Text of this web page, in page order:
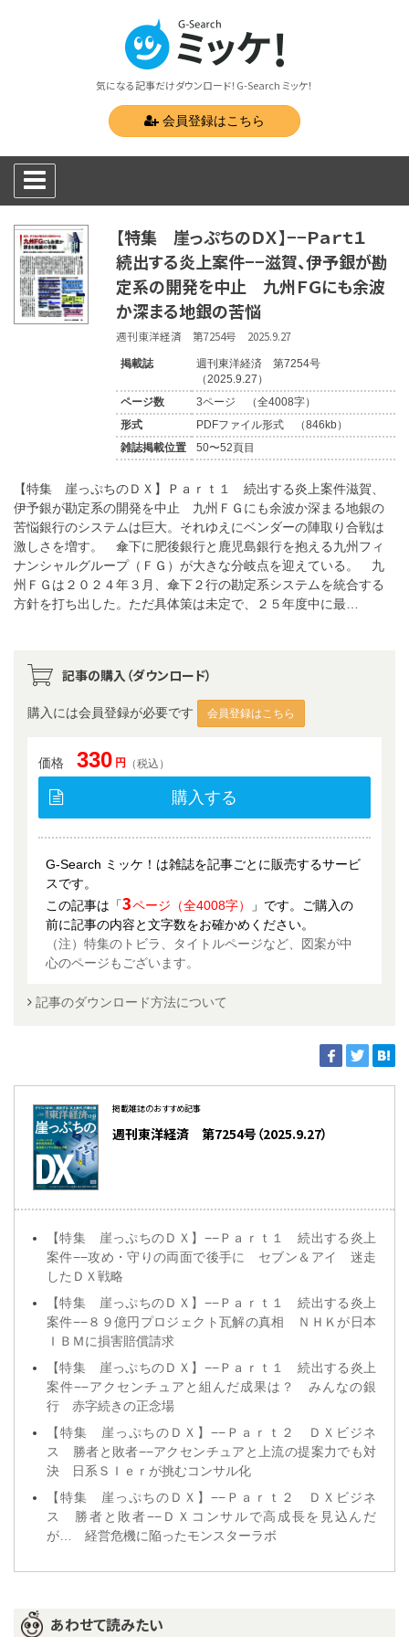
気になる記事だけダウンロード！G-Search ミッケ！
会員登録はこちら
【特集 崖っぷちのＤＸ】−−Ｐａｒｔ１
続出する炎上案件−−滋賀、伊予銀が勘
定系の開発を中止 九州ＦＧにも余波
か深まる地銀の苦悩
週刊東洋経済 第7254号 2025.9.27
掲載誌
週刊東洋経済 第7254号
（2025.9.27）
ページ数
3ページ （全4008字）
形式
PDFファイル形式 （846kb）
雑誌掲載位置
50〜52頁目
【特集 崖っぷちのＤＸ】Ｐａｒｔ１ 続出する炎上案件滋賀、
伊予銀が勘定系の開発を中止 九州ＦＧにも余波か深まる地銀の
苦悩銀行のシステムは巨大。それゆえにベンダーの陣取り合戦は
激しさを増す。 傘下に肥後銀行と鹿児島銀行を抱える九州フィ
ナンシャルグループ（ＦＧ）が大きな分岐点を迎えている。 九
州ＦＧは２０２４年３月、傘下２行の勘定系システムを統合する
方針を打ち出した。ただ具体策は未定で、２５年度中に最…
記事の購入（ダウンロード）
購入には会員登録が必要です 会員登録はこちら
価格 330 円 （税込）
購入する
G-Search ミッケ！は雑誌を記事ごとに販売するサービ
スです。
この記事は「3ページ（全4008字）
」です。ご購入の
前に記事の内容と文字数をお確かめください。
（注）特集のトビラ、タイトルページなど、図案が中
心のページもございます。
記事のダウンロード方法について
掲載雑誌のおすすめ記事
週刊東洋経済 第7254号（2025.9.27）
【特集 崖っぷちのＤＸ】−−Ｐａｒｔ１ 続出する炎上
案件−−攻め・守りの両面で後手に セブン＆アイ 迷走
したＤＸ戦略
【特集 崖っぷちのＤＸ】−−Ｐａｒｔ１ 続出する炎上
案件−−８９億円プロジェクト瓦解の真相 ＮＨＫが日本
ＩＢＭに損害賠償請求
【特集 崖っぷちのＤＸ】−−Ｐａｒｔ１ 続出する炎上
案件−−アクセンチュアと組んだ成果は？ みんなの銀
行 赤字続きの正念場
【特集 崖っぷちのＤＸ】−−Ｐａｒｔ２ ＤＸビジネ
ス 勝者と敗者−−アクセンチュアと上流の提案力でも対
決 日系ＳＩｅｒが挑むコンサル化
【特集 崖っぷちのＤＸ】−−Ｐａｒｔ２ ＤＸビジネ
ス 勝者と敗者−−ＤＸコンサルで高成長を見込んだ
が… 経営危機に陥ったモンスターラボ
あわせて読みたい